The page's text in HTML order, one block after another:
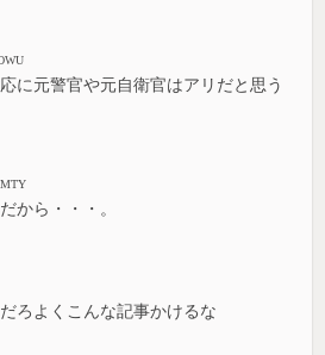
に元警官や元自衛官はアリだと思う
から・・・。
ろよくこんな記事かけるな